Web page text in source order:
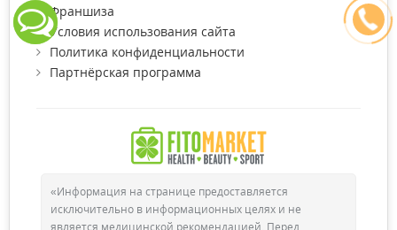
Франшиза
Условия использования сайта
Политика конфиденциальности
Партнёрская программа
«Информация на странице предоставляется
исключительно в информационных целях и не
является медицинской рекомендацией. Перед